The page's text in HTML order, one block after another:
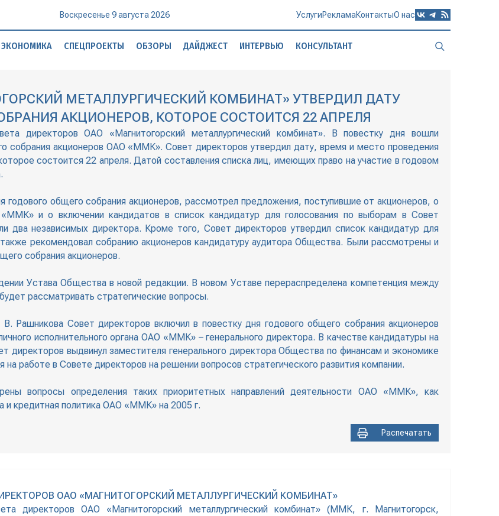
Воскресенье 9 августа 2026 УслугиРекламаКонтактыО нас
ЭКОНОМИКА СПЕЦПРОЕКТЫ ОБЗОРЫ ДАЙДЖЕСТ ИНТЕРВЬЮ КОНСУЛЬТАНТ
МЕТАЛЛУРГИЧЕСКИЙ КОМБИНАТ» УТВЕРДИЛ ДАТУ
АКЦИОНЕРОВ, КОТОРОЕ СОСТОИТСЯ 22 АПРЕЛЯ
директоров ОАО «Магнитогорский металлургический комбинат». В повестку дня вошли
собрания акционеров ОАО «ММК». Совет директоров утвердил дату, время и место проведения
состоится 22 апреля. Датой составления списка лиц, имеющих право на участие в годовом
общего собрания акционеров, рассмотрел предложения, поступившие от акционеров, о
и о включении кандидатов в список кандидатур для голосования по выборам в Совет
независимых директора. Кроме того, Совет директоров утвердил список кандидатур для
рекомендовал собранию акционеров кандидатуру аудитора Общества. Были рассмотрены и
собрания акционеров.
Устава Общества в новой редакции. В новом Уставе перераспределена компетенция между
рассматривать стратегические вопросы.
Рашникова Совет директоров включил в повестку дня годового общего собрания акционеров
исполнительного органа ОАО «ММК» – генерального директора. В качестве кандидатуры на
выдвинул заместителя генерального директора Общества по финансам и экономике
работе в Совете директоров на решении вопросов стратегического развития компании.
вопросы определения таких приоритетных направлений деятельности ОАО «ММК», как
и кредитная политика ОАО «ММК» на 2005 г.
Распечатать
ОАО «МАГНИТОГОРСКИЙ МЕТАЛЛУРГИЧЕСКИЙ КОМБИНАТ»
директоров ОАО «Магнитогорский металлургический комбинат» (ММК, г. Магнитогорск,